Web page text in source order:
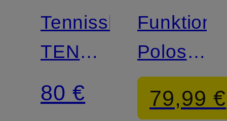
ARMANI
Tennisshorts
TENNIS
PRO
80 €
ARMANI
Poloshirt
TRAIN
79,99 €